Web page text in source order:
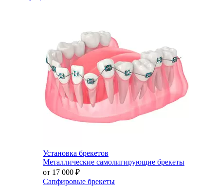
Установка брекетов
Металлические самолигирующие брекеты
от 17 000 ₽
Сапфировые брекеты